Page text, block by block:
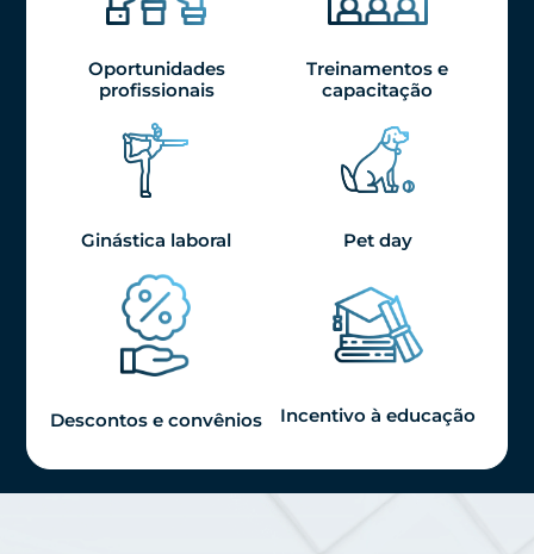
Oportunidades
profissionais
Treinamentos e
capacitação
Ginástica laboral Pet day
Descontos e convênios Incentivo à educação